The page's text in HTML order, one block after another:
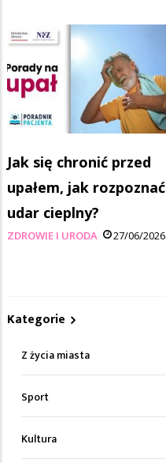
Jak się chronić przed
upałem, jak rozpoznać
udar cieplny?
ZDROWIE I URODA 27/06/2026
Kategorie
Z życia miasta
Sport
Kultura